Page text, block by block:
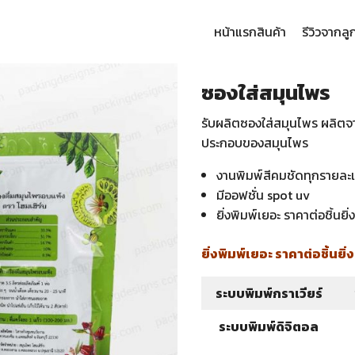
หน้าแรกสินค้า รีวิวจากลู
ซองใส่สมุนไพร
รับผลิตซองใส่สมุนไพร ผลิต
ประกอบของสมุนไพร
งานพิมพ์สีคมชัดทุกรายละ
มีออฟชั่น spot uv
ยิ่งพิมพ์เยอะ ราคาต่อชิ้นยิ่
ยิ่งพิมพ์เยอะ ราคาต่อชิ้นยิ่
ระบบพิมพ์กราเวียร์
ระบบพิมพ์ดิจิตอล